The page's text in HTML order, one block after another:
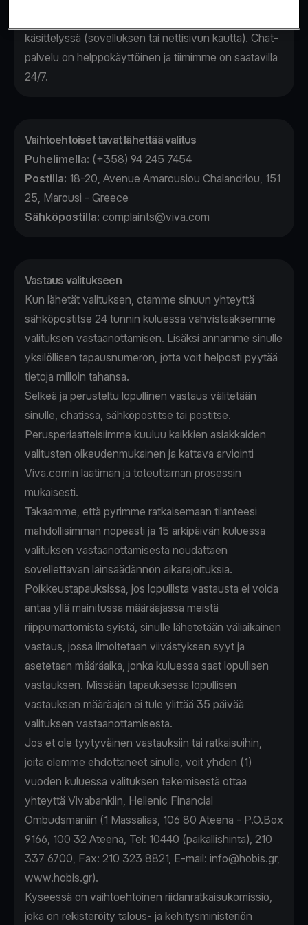
käsittelyssä (sovelluksen tai nettisivun kautta). Chat-
palvelu on helppokäyttöinen ja tiimimme on saatavilla
24/7.
Vaihtoehtoiset tavat lähettää valitus
Puhelimella: (+358) 94 245 7454
Postilla: 18-20, Avenue Amarousiou Chalandriou, 151
25, Marousi - Greece
Sähköpostilla: complaints@viva.com
Vastaus valitukseen
Kun lähetät valituksen, otamme sinuun yhteyttä
sähköpostitse 24 tunnin kuluessa vahvistaaksemme
valituksen vastaanottamisen. Lisäksi annamme sinulle
yksilöllisen tapausnumeron, jotta voit helposti pyytää
tietoja milloin tahansa.
Selkeä ja perusteltu lopullinen vastaus välitetään
sinulle, chatissa, sähköpostitse tai postitse.
Perusperiaatteisiimme kuuluu kaikkien asiakkaiden
valitusten oikeudenmukainen ja kattava arviointi
Viva.comin laatiman ja toteuttaman prosessin
mukaisesti.
Takaamme, että pyrimme ratkaisemaan tilanteesi
mahdollisimman nopeasti ja 15 arkipäivän kuluessa
valituksen vastaanottamisesta noudattaen
sovellettavan lainsäädännön aikarajoituksia.
Poikkeustapauksissa, jos lopullista vastausta ei voida
antaa yllä mainitussa määräajassa meistä
riippumattomista syistä, sinulle lähetetään väliaikainen
vastaus, jossa ilmoitetaan viivästyksen syyt ja
asetetaan määräaika, jonka kuluessa saat lopullisen
vastauksen. Missään tapauksessa lopullisen
vastauksen määräajan ei tule ylittää 35 päivää
valituksen vastaanottamisesta.
Jos et ole tyytyväinen vastauksiin tai ratkaisuihin,
joita olemme ehdottaneet sinulle, voit yhden (1)
vuoden kuluessa valituksen tekemisestä ottaa
yhteyttä Vivabankiin, Hellenic Financial
Ombudsmaniin (1 Massalias, 106 80 Ateena - P.O.Box
9166, 100 32 Ateena, Tel: 10440 (paikallishinta), 210
337 6700, Fax: 210 323 8821, E-mail: info@hobis.gr,
www.hobis.gr).
Kyseessä on vaihtoehtoinen riidanratkaisukomissio,
joka on rekisteröity talous- ja kehitysministeriön